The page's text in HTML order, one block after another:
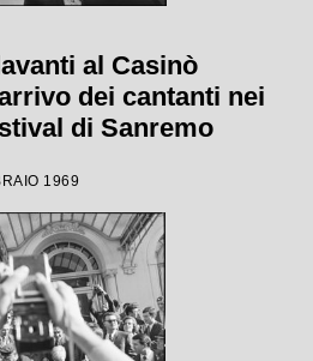
al Casinò
dei cantanti nei
di Sanremo
1969